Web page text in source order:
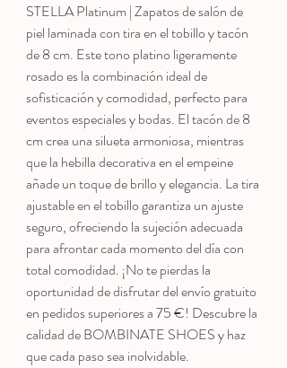
STELLA Platinum | Zapatos de salón de
piel laminada con tira en el tobillo y tacón
de 8 cm. Este tono platino ligeramente
rosado es la combinación ideal de
sofisticación y comodidad, perfecto para
eventos especiales y bodas. El tacón de 8
cm crea una silueta armoniosa, mientras
que la hebilla decorativa en el empeine
añade un toque de brillo y elegancia. La tira
ajustable en el tobillo garantiza un ajuste
seguro, ofreciendo la sujeción adecuada
para afrontar cada momento del día con
total comodidad. ¡No te pierdas la
oportunidad de disfrutar del envío gratuito
en pedidos superiores a 75 €! Descubre la
calidad de BOMBINATE SHOES y haz
que cada paso sea inolvidable.